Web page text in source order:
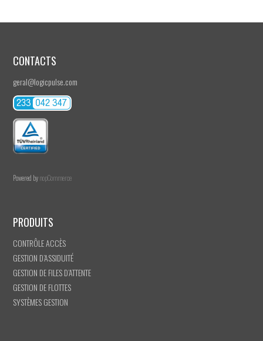
CONTACTS
geral@logicpulse.com
Powered bynopCommerce
PRODUITS
CONTRÔLE ACCÈS
GESTION D’ASSIDUITÉ
GESTION DE FILES D’ATTENTE
GESTION DE FLOTTES
SYSTÈMES GESTION